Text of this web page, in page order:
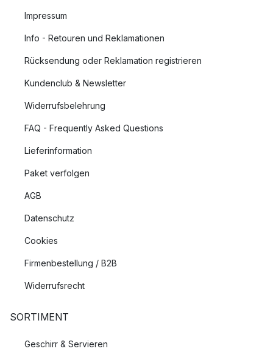
Impressum
Info - Retouren und Reklamationen
Rücksendung oder Reklamation registrieren
Kundenclub & Newsletter
Widerrufsbelehrung
FAQ - Frequently Asked Questions
Lieferinformation
Paket verfolgen
AGB
Datenschutz
Cookies
Firmenbestellung / B2B
Widerrufsrecht
SORTIMENT
Geschirr & Servieren